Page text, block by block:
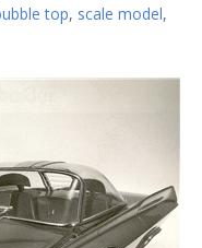
top, scale model,